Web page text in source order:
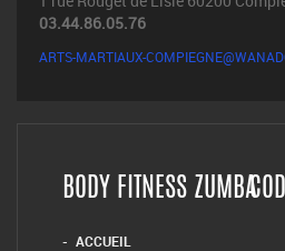
03.44.86.05.76
ARTS-MARTIAUX-
BODY FITNESS ZUMBA
ACCUEIL